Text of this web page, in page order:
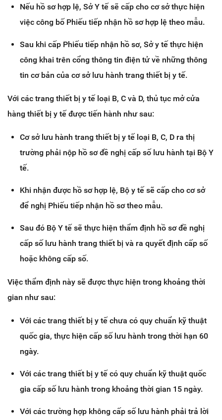
Nếu hồ sơ hợp lệ, Sở Y tế sẽ cấp cho cơ sở thực hiện
việc công bố Phiếu tiếp nhận hồ sơ hợp lệ theo mẫu.
Sau khi cấp Phiếu tiếp nhận hồ sơ, Sở y tế thực hiện
công khai trên cổng thông tin điện tử về những thông
tin cơ bản của cơ sở lưu hành trang thiết bị y tế.
Với các trang thiết bị y tế loại B, C và D, thủ tục mở cửa
hàng thiết bị y tế được tiến hành như sau:
Cơ sở lưu hành trang thiết bị y tế loại B, C, D ra thị
trường phải nộp hồ sơ đề nghị cấp số lưu hành tại Bộ Y
tế.
Khi nhận được hồ sơ hợp lệ, Bộ y tế sẽ cấp cho cơ sở
để nghị Phiếu tiếp nhận hồ sơ theo mẫu.
Sau đó Bộ Y tế sẽ thực hiện thẩm định hồ sơ đề nghị
cấp số lưu hành trang thiết bị và ra quyết định cấp số
hoặc không cấp số.
Việc thẩm định này sẽ được thực hiện trong khoảng thời
gian như sau:
Với các trang thiết bị y tế chưa có quy chuẩn kỹ thuật
quốc gia, thực hiện cấp số lưu hành trong thời hạn 60
ngày.
Với các trang thiết bị y tế có quy chuẩn kỹ thuật quốc
gia cấp số lưu hành trong khoảng thời gian 15 ngày.
Với các trường hợp không cấp số lưu hành phải trả lời